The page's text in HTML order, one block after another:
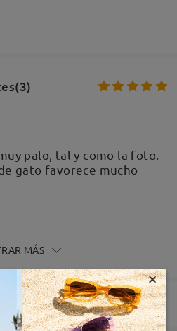
palo, tal y como la foto.
gato favorece mucho
todos los
comentario
MÁS
×